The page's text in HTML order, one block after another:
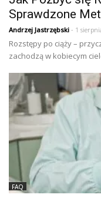
Sprawdzone
Andrzej Jastrzębski - 1
Rozstępy po ciąży –
zachodzą w kobiecym
FAQ